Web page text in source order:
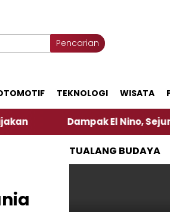
Pencarian
TEKNOLOGI WISATA
Dampak El Nino, Sejumlah
TUALANG BUDAYA